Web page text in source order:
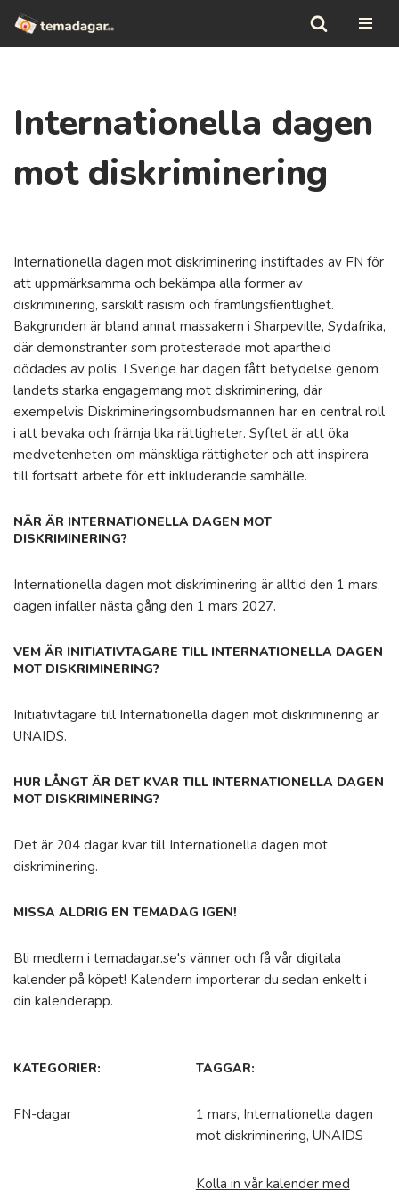
Hoppa
Internationella dagen
mot diskriminering
Internationella dagen mot diskriminering instiftades av FN för
att uppmärksamma och bekämpa alla former av
diskriminering, särskilt rasism och främlingsfientlighet.
Bakgrunden är bland annat massakern i Sharpeville, Sydafrika,
där demonstranter som protesterade mot apartheid
dödades av polis. I Sverige har dagen fått betydelse genom
landets starka engagemang mot diskriminering, där
exempelvis Diskrimineringsombudsmannen har en central roll
i att bevaka och främja lika rättigheter. Syftet är att öka
medvetenheten om mänskliga rättigheter och att inspirera
till fortsatt arbete för ett inkluderande samhälle.
NÄR ÄR INTERNATIONELLA DAGEN MOT
DISKRIMINERING?
Internationella dagen mot diskriminering är alltid den 1 mars,
dagen infaller nästa gång den 1 mars 2027.
VEM ÄR INITIATIVTAGARE TILL INTERNATIONELLA DAGEN
MOT DISKRIMINERING?
Initiativtagare till Internationella dagen mot diskriminering är
UNAIDS.
HUR LÅNGT ÄR DET KVAR TILL INTERNATIONELLA DAGEN
MOT DISKRIMINERING?
Det är 204 dagar kvar till Internationella dagen mot
diskriminering.
MISSA ALDRIG EN TEMADAG IGEN!
Bli medlem i temadagar.se's vänner och få vår digitala
kalender på köpet! Kalendern importerar du sedan enkelt i
din kalenderapp.
KATEGORIER:
FN-dagar
TAGGAR:
1 mars, Internationella dagen
mot diskriminering, UNAIDS
Kolla in vår kalender med